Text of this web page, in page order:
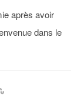
après avoir
dans le